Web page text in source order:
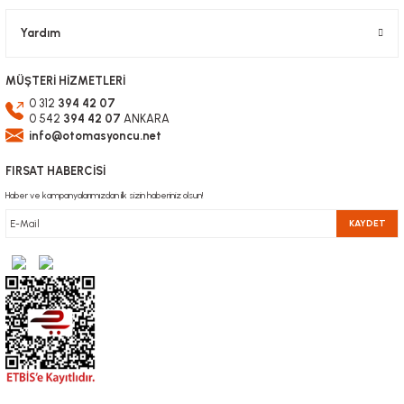
Yardım
MÜŞTERİ HİZMETLERİ
0 312 394 42 07
0 542 394 42 07 ANKARA
info@otomasyoncu.net
FIRSAT HABERCİSİ
Haber ve kampanyalarımızdan ilk sizin haberiniz olsun!
KAYDET